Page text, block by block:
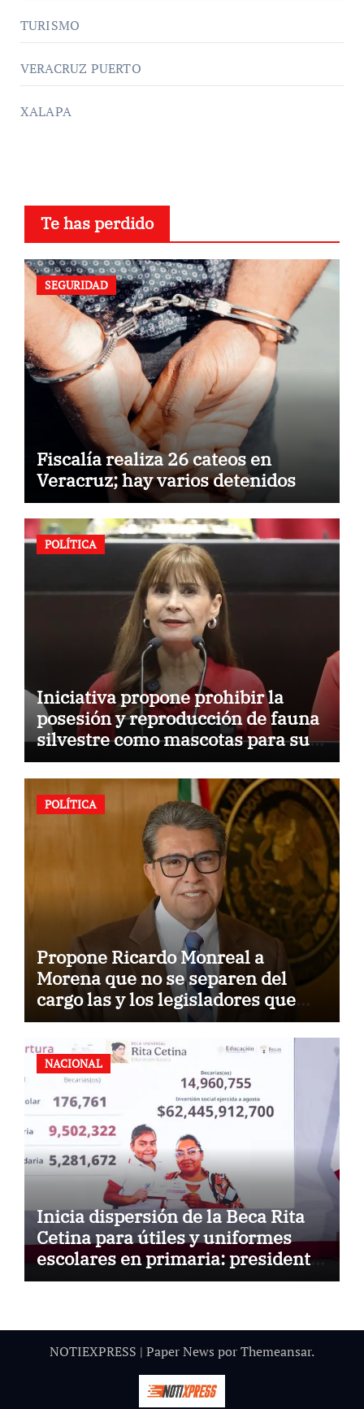
TURISMO
VERACRUZ PUERTO
XALAPA
Te has perdido
SEGURIDAD
Fiscalía realiza 26 cateos en
Veracruz; hay varios detenidos
POLÍTICA
Iniciativa propone prohibir la
posesión y reproducción de fauna
silvestre como mascotas para su
comercialización
POLÍTICA
Propone Ricardo Monreal a
Morena que no se separen del
cargo las y los legisladores que
quieren reelegirse
NACIONAL
Inicia dispersión de la Beca Rita
Cetina para útiles y uniformes
escolares en primaria: presidenta
Claudia Sheinbaum
NOTIEXPRESS | Paper News porThemeansar.